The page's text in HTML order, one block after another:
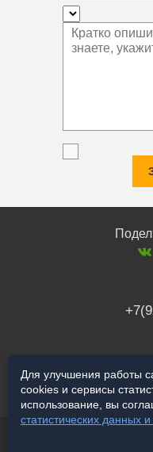
Для улучшения работы
cookies и сервисы
использование, вы
статистических данных